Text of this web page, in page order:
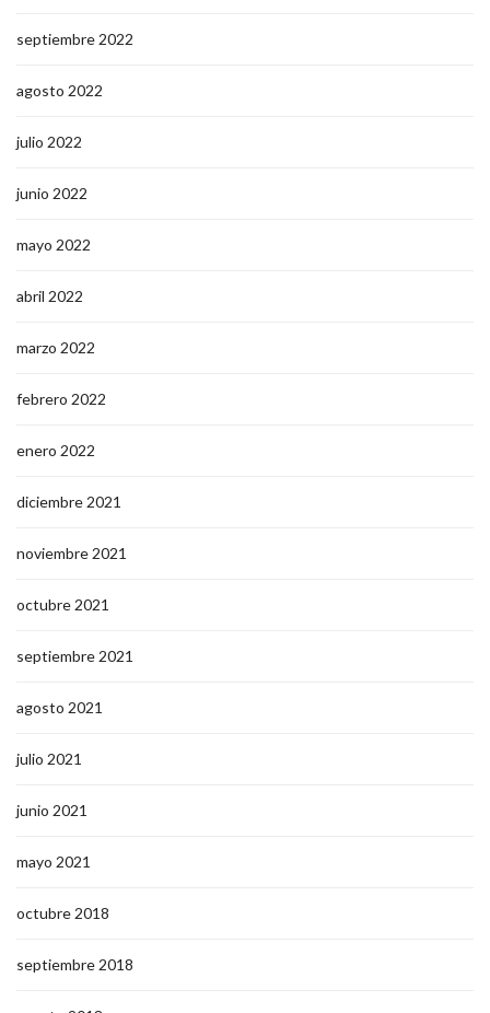
septiembre 2022
agosto 2022
julio 2022
junio 2022
mayo 2022
abril 2022
marzo 2022
febrero 2022
enero 2022
diciembre 2021
noviembre 2021
octubre 2021
septiembre 2021
agosto 2021
julio 2021
junio 2021
mayo 2021
octubre 2018
septiembre 2018